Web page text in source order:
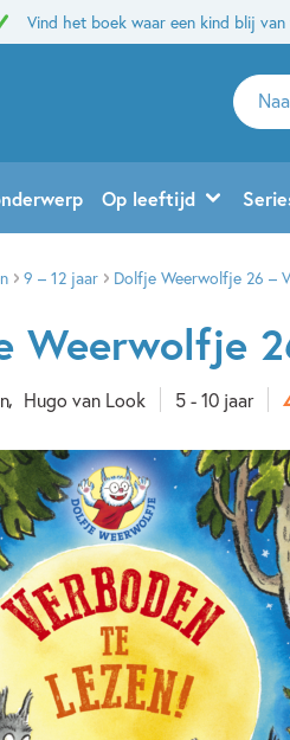
Vind het boek waar een kind blij
Zoeken
naar
en
Op leeftijd
9 – 12 jaar Dolfje Weerwolfje 26 –
Weerwolfje
Hugo van Look 5 - 10 jaar